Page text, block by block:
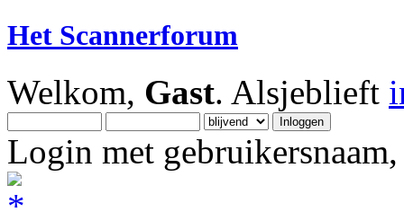
Het Scannerforum
Welkom, Gast. Alsjeblieft
Login met